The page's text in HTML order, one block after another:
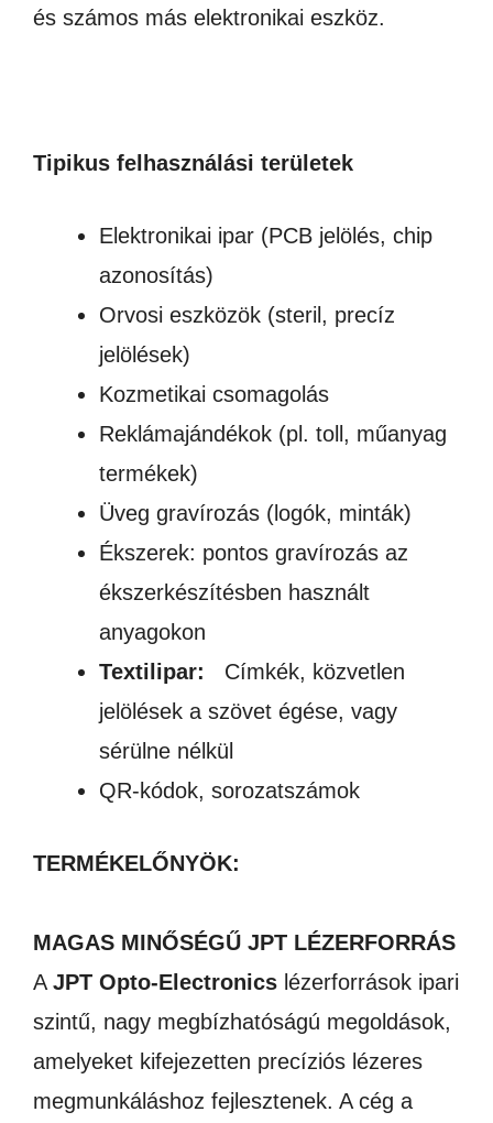
és számos más elektronikai eszköz.
Tipikus felhasználási területek
Elektronikai ipar (PCB jelölés, chip
azonosítás)
Orvosi eszközök (steril, precíz
jelölések)
Kozmetikai csomagolás
Reklámajándékok (pl. toll, műanyag
termékek)
Üveg gravírozás (logók, minták)
Ékszerek: pontos gravírozás az
ékszerkészítésben használt
anyagokon
Textilipar: Címkék, közvetlen
jelölések a szövet égése, vagy
sérülne nélkül
QR-kódok, sorozatszámok
TERMÉKELŐNYÖK:
MAGAS MINŐSÉGŰ JPT LÉZERFORRÁS
A JPT Opto-Electronics lézerforrások ipari
szintű, nagy megbízhatóságú megoldások,
amelyeket kifejezetten precíziós lézeres
megmunkáláshoz fejlesztenek. A cég a